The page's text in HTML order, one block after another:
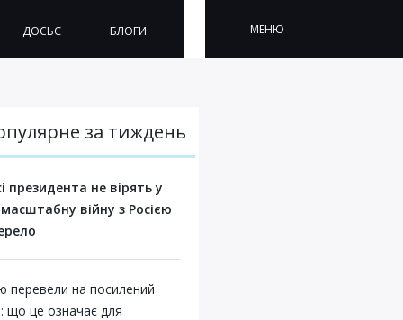
МЕНЮ
ДОСЬЄ БЛОГИ
за тиждень
президента не вірять у
війну з Росією
перевели на посилений
що це означає для